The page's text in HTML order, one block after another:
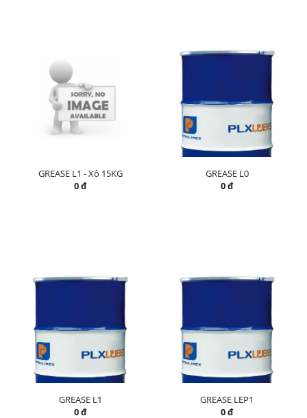
GREASE L1 - Xô 15KG
0 đ
GREASE L0
0 đ
GREASE L1
0 đ
GREASE LEP1
0 đ